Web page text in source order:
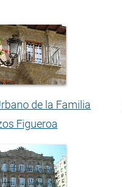
de la Familia
Figueroa